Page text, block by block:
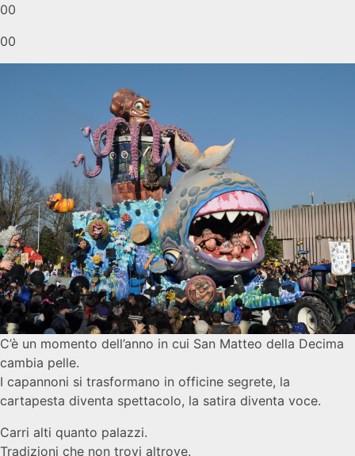
00
00
C’è un momento dell’anno in cui San Matteo della Decima
cambia pelle.
I capannoni si trasformano in officine segrete, la
cartapesta diventa spettacolo, la satira diventa voce.
Carri alti quanto palazzi.
Tradizioni che non trovi altrove.